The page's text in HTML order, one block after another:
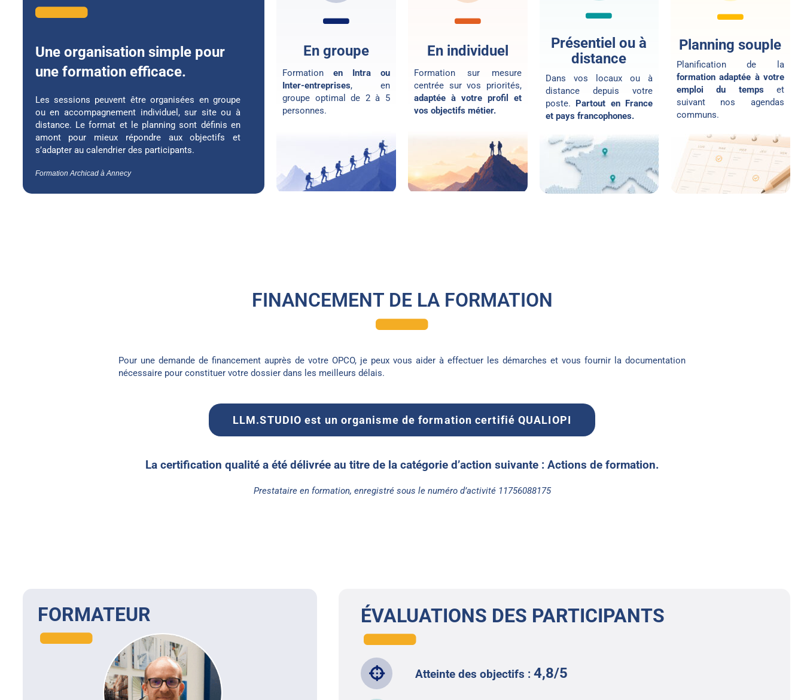
Une organisation simple pour
une formation efficace.
Les sessions peuvent être organisées en groupe
ou en accompagnement individuel, sur site ou à
distance. Le format et le planning sont définis en
amont pour mieux répondre aux objectifs et
s’adapter au calendrier des participants.
Formation Archicad à Annecy
En groupe
Formationen Intra ou
Inter-entreprises, en
groupe optimal de 2 à 5
personnes.
En individuel
Formation sur mesure
centrée sur vos priorités,
adaptée à votre profil et
vos objectifs métier.
Présentiel ou à
distance
Dans vos locaux ouà
distancedepuis votre
poste. Partout en France
et pays francophones.
Planning souple
Planification de la
formation adaptée à votre
emploi du temps et
suivant nos agendas
communs.
FINANCEMENT DE LA FORMATION
Pour une demande de financement auprès de votre OPCO, je peux vous aider à effectuer les démarches et vous fournir la documentation
nécessaire pour constituer votre dossier dans les meilleurs délais.
LLM.STUDIO est un organisme de formation certifié QUALIOPI
La certification qualité a été délivrée au titre de la catégorie d’action suivante : Actions de formation.
Prestataire en formation, enregistré sous le numéro d’activité 11756088175
FORMATEUR ÉVALUATIONS DES PARTICIPANTS
Atteinte des objectifs : 4,8/5